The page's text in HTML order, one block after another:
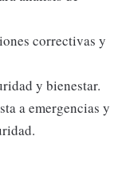
correctivas y
y bienestar.
a emergencias y